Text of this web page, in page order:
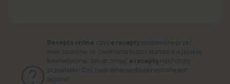
Recepta online , czyli e recepty wystawiane przez
lekarza online, i e-zwolnienia to dziś standard w polskiej
telemedycynie. Jak otrzymać e receptę na choroby
przewlekłe? Czy zwolnienie wystawione online jest
legalne?